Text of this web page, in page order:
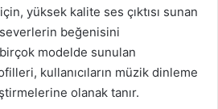
yüksek kalite ses çıktısı sunan
beğenisini
birçok modelde sunulan
kullanıcıların müzik dinleme
olanak tanır.